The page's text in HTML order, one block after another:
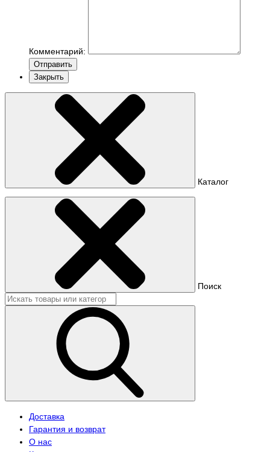
Комментарий:
Отправить
Закрыть
Каталог
Поиск
Доставка
Гарантия и возврат
О нас